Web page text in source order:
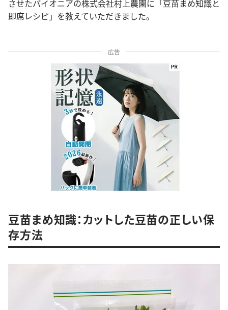
させたパイオニアの株式会社村上農園に「豆苗まめ知識と
即席レシピ」を教えていただきました。
広告
豆苗まめ知識：カットした豆苗の正しい保
存方法